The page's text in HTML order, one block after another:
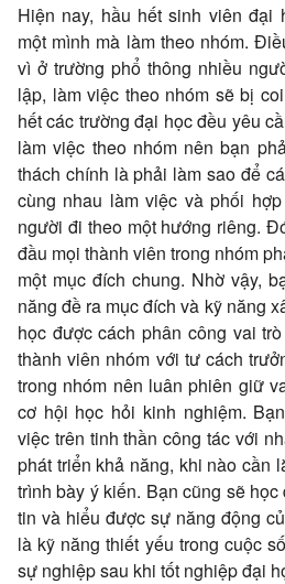
Hiện nay, hầu hết sinh viên đại
một mình mà làm theo nhóm.
vì ở trường phổ thông nhiều
lập, làm việc theo nhóm sẽ bị
hết các trường đại học đều yêu
làm việc theo nhóm nên bạn
thách chính là phải làm sao để
cùng nhau làm việc và phối
người đi theo một hướng riêng.
đầu mọi thành viên trong nhóm
một mục đích chung. Nhờ vậy,
năng đề ra mục đích và kỹ năng
học được cách phân công vai
thành viên nhóm với tư cách
trong nhóm nên luân phiên giữ
cơ hội học hỏi kinh nghiệm.
việc trên tinh thần công tác với
phát triển khả năng, khi nào cần
trình bày ý kiến. Bạn cũng sẽ
tin và hiểu được sự năng động
là kỹ năng thiết yếu trong cuộc
sự nghiệp sau khi tốt nghiệp đại